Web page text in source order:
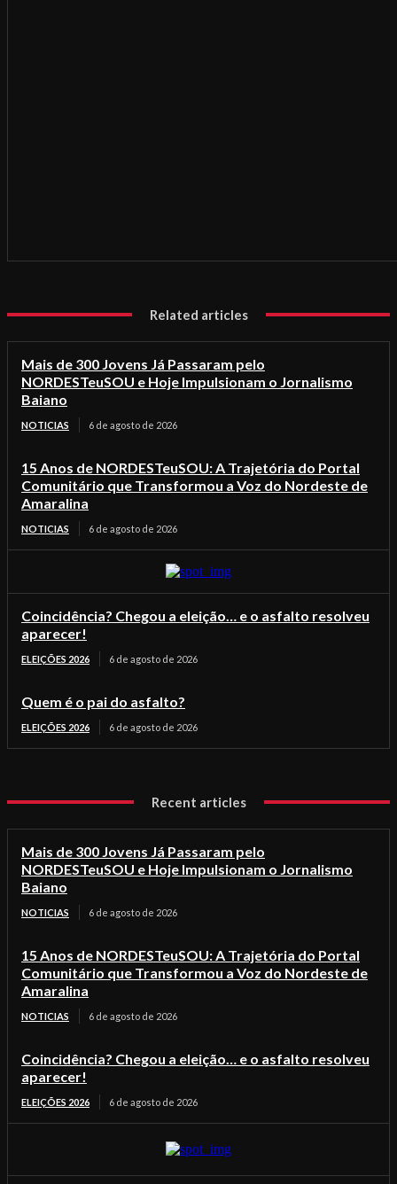
Related articles
Mais de 300 Jovens Já Passaram pelo
NORDESTeuSOU e Hoje Impulsionam o Jornalismo
Baiano
NOTICIAS 6 de agosto de 2026
15 Anos de NORDESTeuSOU: A Trajetória do Portal
Comunitário que Transformou a Voz do Nordeste de
Amaralina
NOTICIAS 6 de agosto de 2026
Coincidência? Chegou a eleição… e o asfalto resolveu
aparecer!
ELEIÇÕES 2026 6 de agosto de 2026
Quem é o pai do asfalto?
ELEIÇÕES 2026 6 de agosto de 2026
Recent articles
Mais de 300 Jovens Já Passaram pelo
NORDESTeuSOU e Hoje Impulsionam o Jornalismo
Baiano
NOTICIAS 6 de agosto de 2026
15 Anos de NORDESTeuSOU: A Trajetória do Portal
Comunitário que Transformou a Voz do Nordeste de
Amaralina
NOTICIAS 6 de agosto de 2026
Coincidência? Chegou a eleição… e o asfalto resolveu
aparecer!
ELEIÇÕES 2026 6 de agosto de 2026